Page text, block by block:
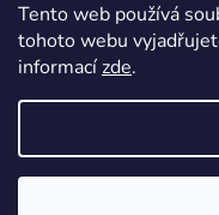
Tento web používá
tohoto webu
informacízde.